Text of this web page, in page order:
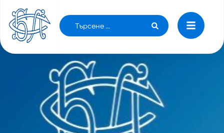
Пришиха отрязана ръка на младеж